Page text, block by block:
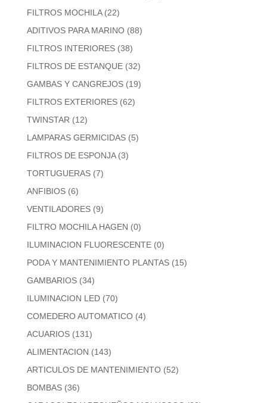
FILTROS MOCHILA (22)
ADITIVOS PARA MARINO (88)
FILTROS INTERIORES (38)
FILTROS DE ESTANQUE (32)
GAMBAS Y CANGREJOS (19)
FILTROS EXTERIORES (62)
TWINSTAR (12)
LAMPARAS GERMICIDAS (5)
FILTROS DE ESPONJA (3)
TORTUGUERAS (7)
ANFIBIOS (6)
VENTILADORES (9)
FILTRO MOCHILA HAGEN (0)
ILUMINACION FLUORESCENTE (0)
PODA Y MANTENIMIENTO PLANTAS (15)
GAMBARIOS (34)
ILUMINACION LED (70)
COMEDERO AUTOMATICO (4)
ACUARIOS (131)
ALIMENTACION (143)
ARTICULOS DE MANTENIMIENTO (52)
BOMBAS (36)